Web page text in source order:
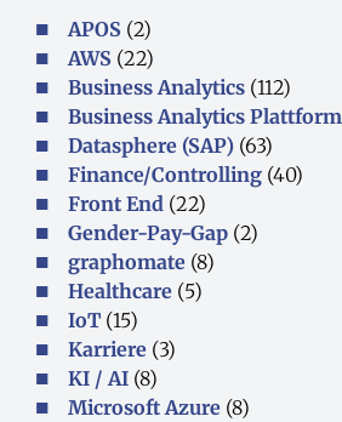
APOS (2)
AWS (22)
Business Analytics (112)
Business Analytics Plattform
Datasphere (SAP) (63)
Finance/Controlling (40)
Front End (22)
Gender-Pay-Gap (2)
graphomate (8)
Healthcare (5)
IoT (15)
Karriere (3)
KI / AI (8)
Microsoft Azure (8)